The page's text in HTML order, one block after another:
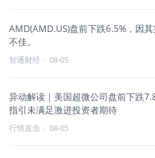
AMD(AMD.US)盘前下跌6.5%，因
不佳。
智通财经 · 08-05
异动解读｜美国超微公司盘前下跌
指引未满足激进投资者期待
行情直击 · 08-05